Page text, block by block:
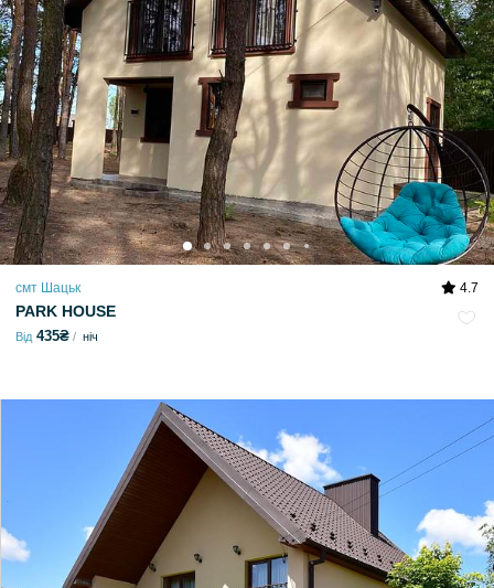
смт Шацьк 4.7
PARK HOUSE
Від 435₴ ніч